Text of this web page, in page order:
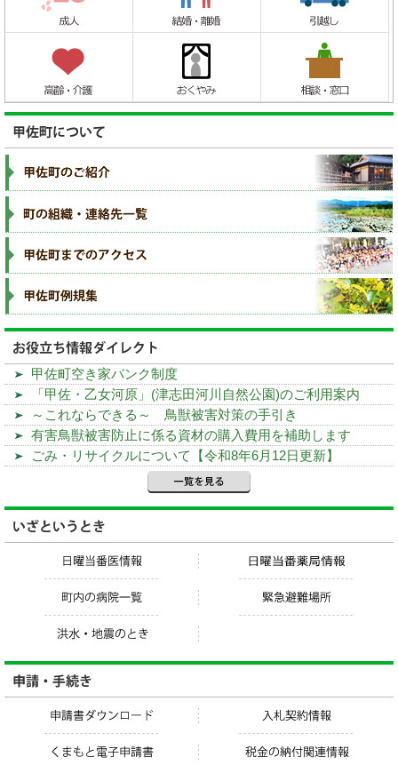
甲佐町空き家バンク制度
「甲佐・乙女河原」(津志田河川自然公園)のご利用案内
～これならできる～ 鳥獣被害対策の手引き
有害鳥獣被害防止に係る資材の購入費用を補助します
ごみ・リサイクルについて【令和8年6月12日更新】